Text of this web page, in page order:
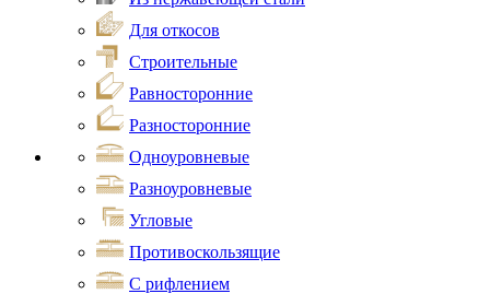
Для откосов
Строительные
Равносторонние
Разносторонние
Одноуровневые
Разноуровневые
Угловые
Противоскользящие
С рифлением